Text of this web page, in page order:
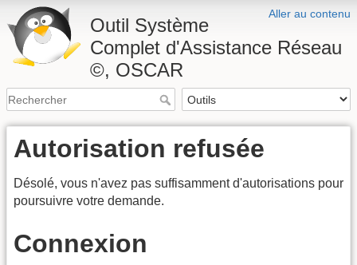
Aller au contenu
Outil Système
Complet d'Assistance Réseau
©, OSCAR
Autorisation refusée
Désolé, vous n'avez pas suffisamment d'autorisations pour
poursuivre votre demande.
Connexion